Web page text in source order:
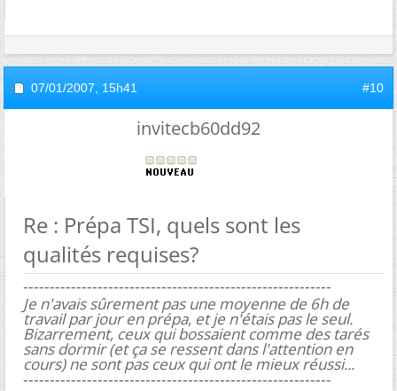
07/01/2007, 15h41 #10
invitecb60dd92
Re : Prépa TSI, quels sont les
qualités requises?
----------------------------------------------------------
Je n'avais sûrement pas une moyenne de 6h de
travail par jour en prépa, et je n'étais pas le seul.
Bizarrement, ceux qui bossaient comme des tarés
sans dormir (et ça se ressent dans l'attention en
cours) ne sont pas ceux qui ont le mieux réussi...
----------------------------------------------------------